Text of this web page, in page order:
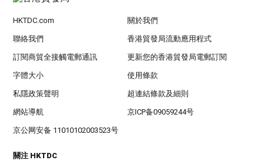
HKTDC.com 關於我們
聯絡我們 香港貿發局流動應用程式
訂閱商貿全接觸電郵通訊 更新您的香港貿發局電郵訂閱
字體大小 使用條款
私隱政策聲明 超連結條款及細則
網站導航 京ICP备09059244号
京公网安备 11010102003523号
關注 HKTDC